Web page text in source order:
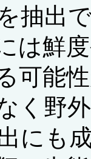
抽出
は鮮
可能
く野
にも